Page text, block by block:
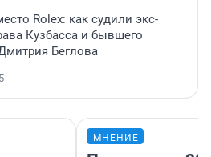
Rolex: как судили экс-
Кузбасса и бывшего
Беглова
МНЕНИЕ